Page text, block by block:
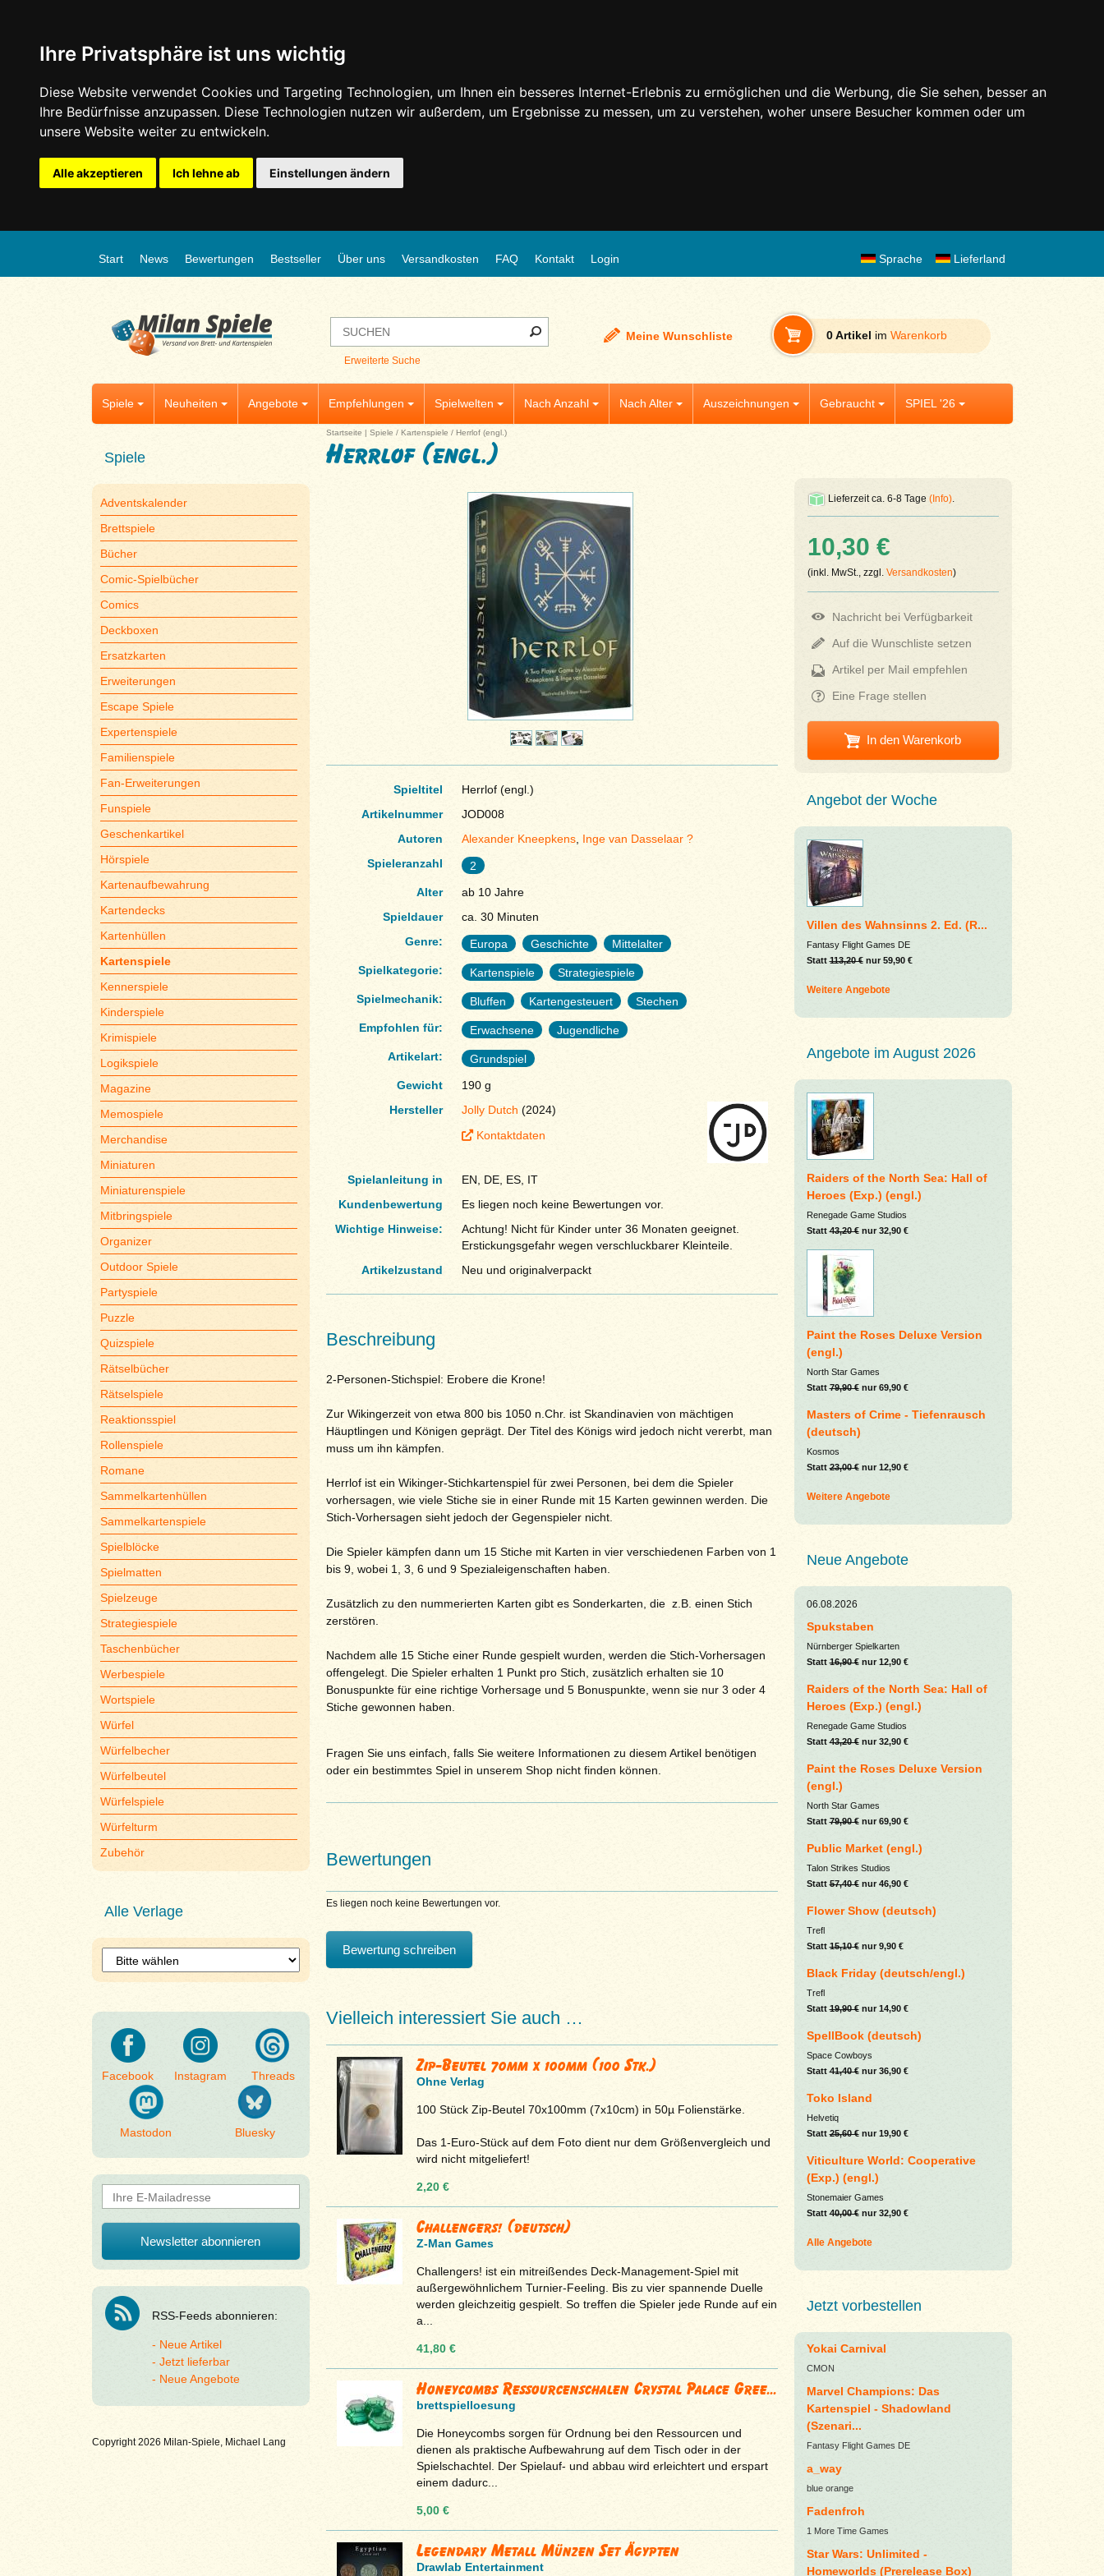
Ihre Privatsphäre ist uns wichtig
Diese Website verwendet Cookies und Targeting Technologien, um Ihnen ein besseres Internet-Erlebnis zu ermöglichen und die Werbung, die Sie sehen, besser an
Ihre Bedürfnisse anzupassen. Diese Technologien nutzen wir außerdem, um Ergebnisse zu messen, um zu verstehen, woher unsere Besucher kommen oder um
unsere Website weiter zu entwickeln.
Alle akzeptieren Ich lehne ab Einstellungen ändern
Start News Bewertungen Bestseller Über uns Versandkosten FAQ Kontakt Login Lieferland
Sprache
Erweiterte Suche
Meine Wunschliste 0 Artikel im Warenkorb
Spiele Neuheiten Angebote Empfehlungen Spielwelten Nach Anzahl Nach Alter Auszeichnungen Gebraucht SPIEL '26
Spiele
Adventskalender
Brettspiele
Bücher
Comic-Spielbücher
Comics
Deckboxen
Ersatzkarten
Erweiterungen
Escape Spiele
Expertenspiele
Familienspiele
Fan-Erweiterungen
Funspiele
Geschenkartikel
Hörspiele
Kartenaufbewahrung
Kartendecks
Kartenhüllen
Kartenspiele
Kennerspiele
Kinderspiele
Krimispiele
Logikspiele
Magazine
Memospiele
Merchandise
Miniaturen
Miniaturenspiele
Mitbringspiele
Organizer
Outdoor Spiele
Partyspiele
Puzzle
Quizspiele
Rätselbücher
Rätselspiele
Reaktionsspiel
Rollenspiele
Romane
Sammelkartenhüllen
Sammelkartenspiele
Spielblöcke
Spielmatten
Spielzeuge
Strategiespiele
Taschenbücher
Werbespiele
Wortspiele
Würfel
Würfelbecher
Würfelbeutel
Würfelspiele
Würfelturm
Zubehör
Alle Verlage
Facebook Instagram Threads
Mastodon Bluesky
RSS-Feeds abonnieren:
Neue Artikel
Jetzt lieferbar
Neue Angebote
Copyright 2026 Milan-Spiele, Michael Lang
Startseite | Spiele / Kartenspiele / Herrlof (engl.)
Herrlof (engl.)
Spieltitel
Herrlof (engl.)
Artikelnummer
JOD008
Autoren
Alexander Kneepkens, Inge van Dasselaar ?
Spieleranzahl
2
Alter
ab 10 Jahre
Spieldauer
ca. 30 Minuten
Genre:
Europa Geschichte
Mittelalter
Spielkategorie:
Kartenspiele
Strategiespiele
Spielmechanik:
Bluffen Kartengesteuert
Stechen
Empfohlen für:
Erwachsene
Jugendliche
Artikelart:
Grundspiel
Gewicht
190 g
Hersteller
Jolly Dutch (2024)
Kontaktdaten
Spielanleitung in
EN, DE, ES, IT
Kundenbewertung
Es liegen noch keine Bewertungen vor.
Wichtige Hinweise:
Achtung! Nicht für Kinder unter 36 Monaten geeignet.
Erstickungsgefahr wegen verschluckbarer Kleinteile.
Artikelzustand
Neu und originalverpackt
Beschreibung
2-Personen-Stichspiel: Erobere die Krone!
Zur Wikingerzeit von etwa 800 bis 1050 n.Chr. ist Skandinavien von mächtigen
Häuptlingen und Königen geprägt. Der Titel des Königs wird jedoch nicht vererbt, man
muss um ihn kämpfen.
Herrlof ist ein Wikinger-Stichkartenspiel für zwei Personen, bei dem die Spieler
vorhersagen, wie viele Stiche sie in einer Runde mit 15 Karten gewinnen werden. Die
Stich-Vorhersagen sieht jedoch der Gegenspieler nicht.
Die Spieler kämpfen dann um 15 Stiche mit Karten in vier verschiedenen Farben von 1
bis 9, wobei 1, 3, 6 und 9 Spezialeigenschaften haben.
Zusätzlich zu den nummerierten Karten gibt es Sonderkarten, die z.B. einen Stich
zerstören.
Nachdem alle 15 Stiche einer Runde gespielt wurden, werden die Stich-Vorhersagen
offengelegt. Die Spieler erhalten 1 Punkt pro Stich, zusätzlich erhalten sie 10
Bonuspunkte für eine richtige Vorhersage und 5 Bonuspunkte, wenn sie nur 3 oder 4
Stiche gewonnen haben.
Fragen Sie uns einfach, falls Sie weitere Informationen zu diesem Artikel benötigen
oder ein bestimmtes Spiel in unserem Shop nicht finden können.
Bewertungen
Es liegen noch keine Bewertungen vor.
Bewertung schreiben
Vielleich interessiert Sie auch …
Zip-Beutel 70mm x 100mm (100 Stk.)
Ohne Verlag
100 Stück Zip-Beutel 70x100mm (7x10cm) in 50µ Folienstärke.
Das 1-Euro-Stück auf dem Foto dient nur dem Größenvergleich und
wird nicht mitgeliefert!
2,20 €
Challengers! (deutsch)
Z-Man Games
Challengers! ist ein mitreißendes Deck-Management-Spiel mit
außergewöhnlichem Turnier-Feeling. Bis zu vier spannende Duelle
werden gleichzeitig gespielt. So treffen die Spieler jede Runde auf ein
a...
41,80 €
Honeycombs Ressourcenschalen Crystal Palace Gree...
brettspielloesung
Die Honeycombs sorgen für Ordnung bei den Ressourcen und
dienen als praktische Aufbewahrung auf dem Tisch oder in der
Spielschachtel. Der Spielauf- und abbau wird erleichtert und erspart
einem dadurc...
5,00 €
Legendary Metall Münzen Set Ägypten
Drawlab Entertainment
Lieferzeit ca. 6-8 Tage (Info).
10,30 €
(inkl. MwSt., zzgl. Versandkosten)
Nachricht bei Verfügbarkeit
Auf die Wunschliste setzen
Artikel per Mail empfehlen
Eine Frage stellen
In den Warenkorb
Angebot der Woche
Villen des Wahnsinns 2. Ed. (R...
Fantasy Flight Games DE
Statt113,20 €nur 59,90 €
Weitere Angebote
Angebote im August 2026
Raiders of the North Sea: Hall of
Heroes (Exp.) (engl.)
Renegade Game Studios
Statt43,20 €nur 32,90 €
Paint the Roses Deluxe Version
(engl.)
North Star Games
Statt79,90 €nur 69,90 €
Masters of Crime - Tiefenrausch
(deutsch)
Kosmos
Statt23,00 €nur 12,90 €
Weitere Angebote
Neue Angebote
06.08.2026
Spukstaben
Nürnberger Spielkarten
Statt16,90 €nur 12,90 €
Raiders of the North Sea: Hall of
Heroes (Exp.) (engl.)
Renegade Game Studios
Statt43,20 €nur 32,90 €
Paint the Roses Deluxe Version
(engl.)
North Star Games
Statt79,90 €nur 69,90 €
Public Market (engl.)
Talon Strikes Studios
Statt57,40 €nur 46,90 €
Flower Show (deutsch)
Trefl
Statt15,10 €nur 9,90 €
Black Friday (deutsch/engl.)
Trefl
Statt19,90 €nur 14,90 €
SpellBook (deutsch)
Space Cowboys
Statt41,40 €nur 36,90 €
Toko Island
Helvetiq
Statt25,60 €nur 19,90 €
Viticulture World: Cooperative
(Exp.) (engl.)
Stonemaier Games
Statt40,00 €nur 32,90 €
Alle Angebote
Jetzt vorbestellen
Yokai Carnival
CMON
Marvel Champions: Das
Kartenspiel - Shadowland
(Szenari...
Fantasy Flight Games DE
a_way
blue orange
Fadenfroh
1 More Time Games
Star Wars: Unlimited -
Homeworlds (Prerelease Box)